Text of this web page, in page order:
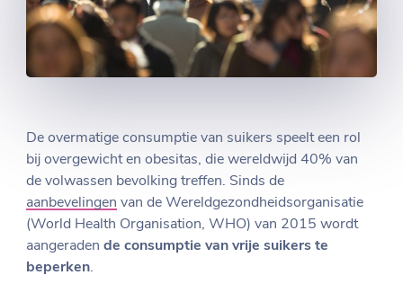
De overmatige consumptie van suikers speelt een rol
bij overgewicht en obesitas, die wereldwijd 40% van
de volwassen bevolking treffen. Sinds de
aanbevelingen van de Wereldgezondheidsorganisatie
(World Health Organisation, WHO) van 2015 wordt
aangeradende consumptie van vrije suikers te
beperken.